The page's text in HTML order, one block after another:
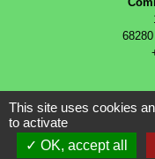
This site uses cookies
to activate
OK, accept all